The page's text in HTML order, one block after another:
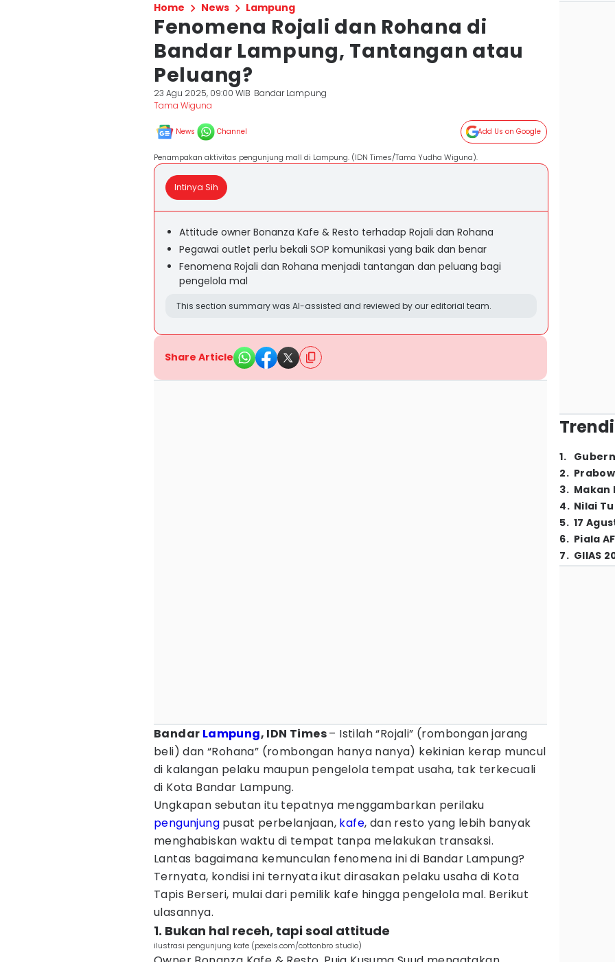
Home News Lampung
Fenomena Rojali dan Rohana di
Bandar Lampung, Tantangan atau
Peluang?
23 Agu 2025, 09:00 WIB Bandar Lampung
Tama Wiguna
News Channel Add Us on Google
Penampakan aktivitas pengunjung mall di Lampung. (IDN Times/Tama Yudha Wiguna).
Intinya Sih
Attitude owner Bonanza Kafe & Resto terhadap Rojali dan Rohana
Pegawai outlet perlu bekali SOP komunikasi yang baik dan benar
Fenomena Rojali dan Rohana menjadi tantangan dan peluang bagi
pengelola mal
This section summary was AI-assisted and reviewed by our editorial team.
Share Article
Bandar Lampung, IDN Times– Istilah “Rojali” (rombongan jarang
beli) dan “Rohana” (rombongan hanya nanya) kekinian kerap muncul
di kalangan pelaku maupun pengelola tempat usaha, tak terkecuali
di Kota Bandar Lampung.
Ungkapan sebutan itu tepatnya menggambarkan perilaku
pengunjung pusat perbelanjaan, kafe, dan resto yang lebih banyak
menghabiskan waktu di tempat tanpa melakukan transaksi.
Lantas bagaimana kemunculan fenomena ini di Bandar Lampung?
Ternyata, kondisi ini ternyata ikut dirasakan pelaku usaha di Kota
Tapis Berseri, mulai dari pemilik kafe hingga pengelola mal. Berikut
ulasannya.
1. Bukan hal receh, tapi soal attitude
ilustrasi pengunjung kafe (pexels.com/cottonbro studio)
1.
2.
3. Makan
4. Nilai
5. 17
6. Piala
7. GIIAS